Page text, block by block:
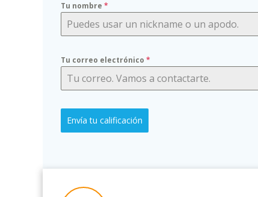
Tu nombre *
Tu correo electrónico *
Envía tu calificación